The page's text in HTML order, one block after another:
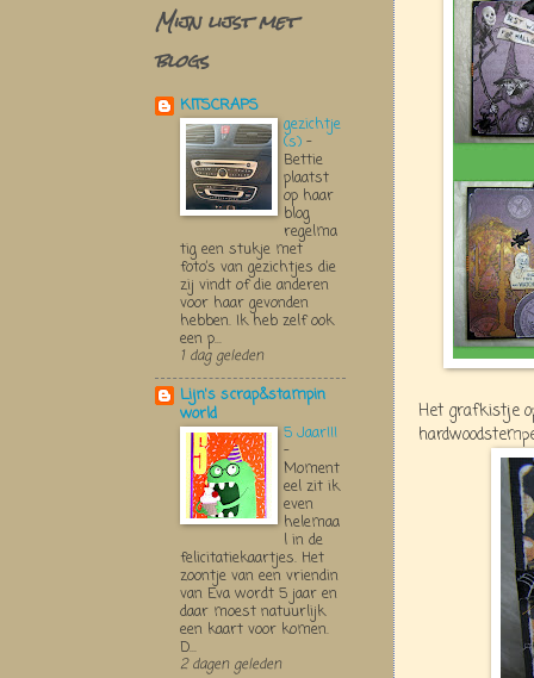
Het grafkistje
Mijn lijst met
blogs
KITSCRAPS
gezichtje
(s) -
Bettie
plaatst
op haar
blog
regelma
tig een stukje met
foto’s van gezichtjes die
zij vindt of die anderen
voor haar gevonden
hebben. Ik heb zelf ook
een p...
1 dag geleden
Lijn's scrap&stampin
world
5 Jaar!!!
-
Moment
eel zit ik
even
helemaa
l in de
felicitatiekaartjes. Het
zoontje van een vriendin
van Eva wordt 5 jaar en
daar moest natuurlijk
een kaart voor komen.
D...
2 dagen geleden